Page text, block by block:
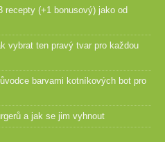
recepty (+1 bonusový) jako od
vybrat ten pravý tvar pro každou
barvami kotníkových bot pro
a jak se jim vyhnout